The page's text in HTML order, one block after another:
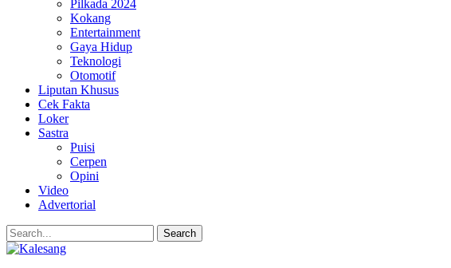
Pilkada 2024
Kokang
Entertainment
Gaya Hidup
Teknologi
Otomotif
Liputan Khusus
Cek Fakta
Loker
Sastra
Puisi
Cerpen
Opini
Video
Advertorial